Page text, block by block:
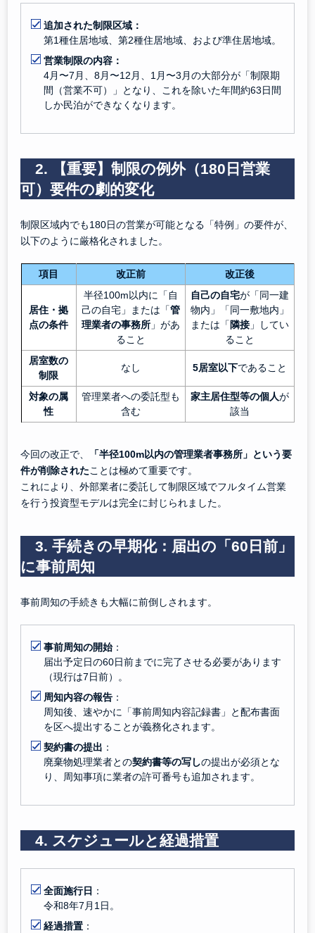
追加された制限区域：
第1種住居地域、第2種住居地域、および準住居地域。
営業制限の内容：
4月〜7月、8月〜12月、1月〜3月の大部分が「制限期
間（営業不可）」となり、これを除いた年間約63日間
しか民泊ができなくなります。
2. 【重要】制限の例外（180日営業
可）要件の劇的変化
制限区域内でも180日の営業が可能となる「特例」の要件が、
以下のように厳格化されました。
項目 改正前 改正後
居住・拠
点の条件
半径100m以内に「自
己の自宅」または「管
理業者の事務所」があ
ること
自己の自宅が「同一建
物内」「同一敷地内」
または「 隣接」してい
ること
居室数の
制限
なし 5居室以下であること
対象の属
性
管理業者への委託型も
含む
家主居住型等の個人が
該当
今回の改正で、
「半径100m以内の管理業者事務所」という要
件が削除されたことは極めて重要です。
これにより、外部業者に委託して制限区域でフルタイム営業
を行う投資型モデルは完全に封じられました。
3. 手続きの早期化：届出の「60日前」
に事前周知
事前周知の手続きも大幅に前倒しされます。
事前周知の開始：
届出予定日の60日前までに完了させる必要があります
（現行は7日前）。
周知内容の報告 ：
周知後、速やかに「事前周知内容記録書」と配布書面
を区へ提出することが義務化されます。
契約書の提出 ：
廃棄物処理業者との契約書等の写しの提出が必須とな
り、周知事項に業者の許可番号も追加されます。
4. スケジュールと経過措置
全面施行日 ：
令和8年7月1日。
経過措置 ：